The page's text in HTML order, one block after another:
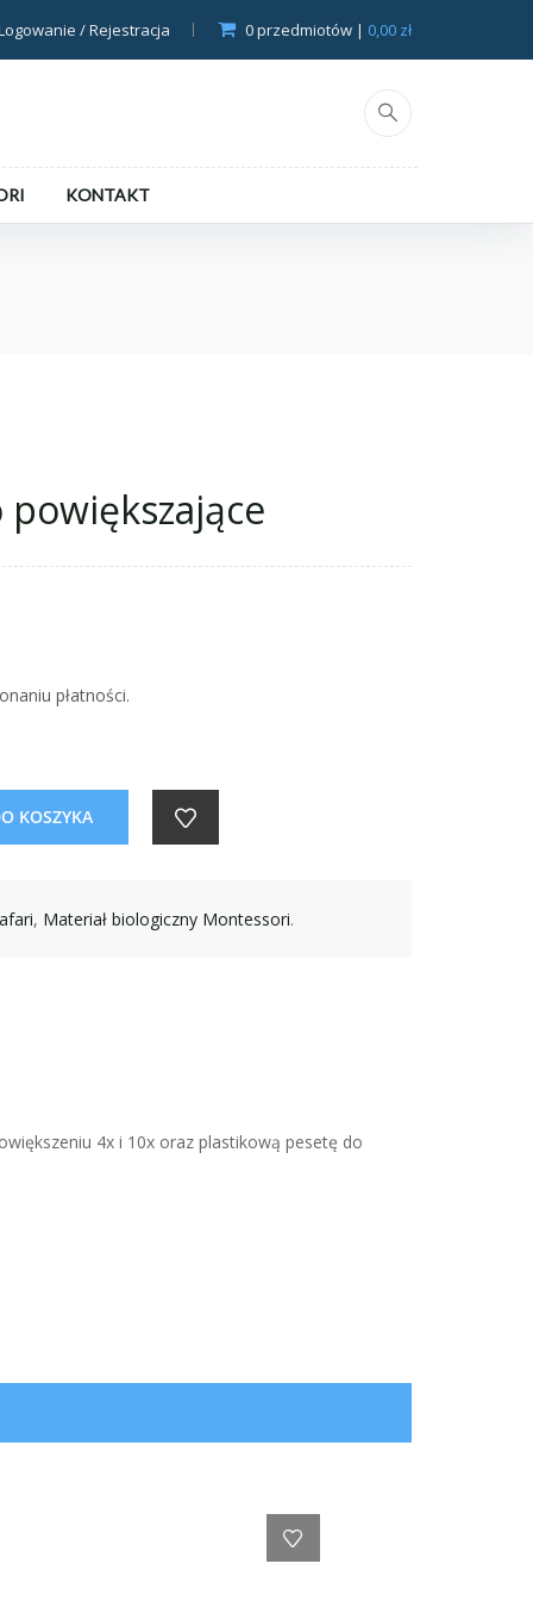
/ Rejestracja 0przedmiotów | 0,00 zł
KONTAKT
powiększające
płatności.
KOSZYKA
, Materiał biologiczny Montessori.
4x i 10x oraz plastikową pesetę do